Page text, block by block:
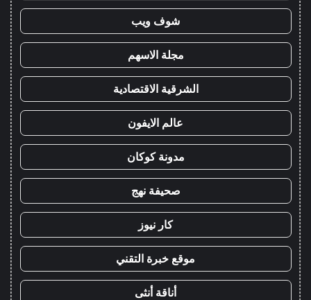
شوف ويب
مجلة الاسهم
الشرقية الاقتصادية
عالم الايفون
مدونة كوكان
صحيفة نهج
كار نيوز
موقع خبرة التقني
أناقة أنثى